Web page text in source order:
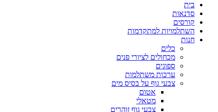
בית
סדנאות
קורסים
השתלמויות למתקדמות
חנות
כלים
מכחולים לציורי פנים
ספוגים
ערכות משתלמות
צבעי גוף על בסיס מים
אטום
מטאלי
צבעי גוף זוהרים